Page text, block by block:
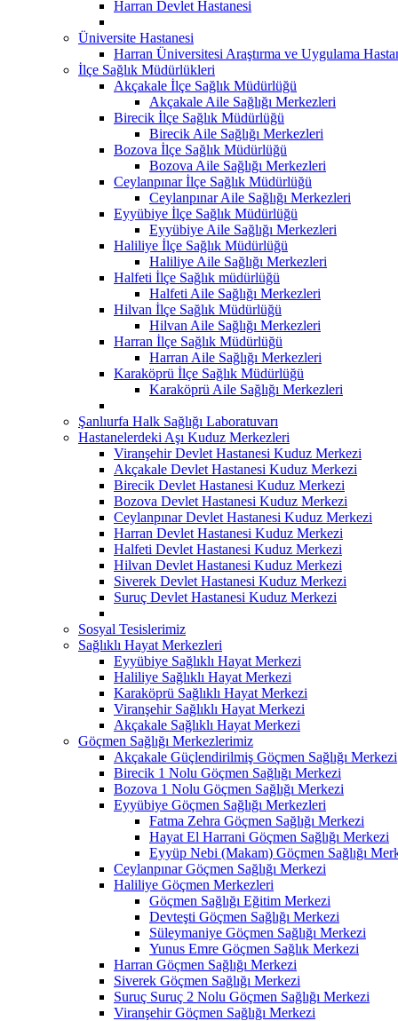
Harran Devlet Hastanesi
Üniversite Hastanesi
Harran Üniversitesi Araştırma ve Uygulama
İlçe Sağlık Müdürlükleri
Akçakale İlçe Sağlık Müdürlüğü
Akçakale Aile Sağlığı Merkezleri
Birecik İlçe Sağlık Müdürlüğü
Birecik Aile Sağlığı Merkezleri
Bozova İlçe Sağlık Müdürlüğü
Bozova Aile Sağlığı Merkezleri
Ceylanpınar İlçe Sağlık Müdürlüğü
Ceylanpınar Aile Sağlığı Merkezleri
Eyyübiye İlçe Sağlık Müdürlüğü
Eyyübiye Aile Sağlığı Merkezleri
Haliliye İlçe Sağlık Müdürlüğü
Haliliye Aile Sağlığı Merkezleri
Halfeti İlçe Sağlık müdürlüğü
Halfeti Aile Sağlığı Merkezleri
Hilvan İlçe Sağlık Müdürlüğü
Hilvan Aile Sağlığı Merkezleri
Harran İlçe Sağlık Müdürlüğü
Harran Aile Sağlığı Merkezleri
Karaköprü İlçe Sağlık Müdürlüğü
Karaköprü Aile Sağlığı Merkezleri
Şanlıurfa Halk Sağlığı Laboratuvarı
Hastanelerdeki Aşı Kuduz Merkezleri
Viranşehir Devlet Hastanesi Kuduz Merkezi
Akçakale Devlet Hastanesi Kuduz Merkezi
Birecik Devlet Hastanesi Kuduz Merkezi
Bozova Devlet Hastanesi Kuduz Merkezi
Ceylanpınar Devlet Hastanesi Kuduz Merkezi
Harran Devlet Hastanesi Kuduz Merkezi
Halfeti Devlet Hastanesi Kuduz Merkezi
Hilvan Devlet Hastanesi Kuduz Merkezi
Siverek Devlet Hastanesi Kuduz Merkezi
Suruç Devlet Hastanesi Kuduz Merkezi
Sosyal Tesislerimiz
Sağlıklı Hayat Merkezleri
Eyyübiye Sağlıklı Hayat Merkezi
Haliliye Sağlıklı Hayat Merkezi
Karaköprü Sağlıklı Hayat Merkezi
Viranşehir Sağlıklı Hayat Merkezi
Akçakale Sağlıklı Hayat Merkezi
Göçmen Sağlığı Merkezlerimiz
Akçakale Güçlendirilmiş Göçmen Sağlığı Merkezi
Birecik 1 Nolu Göçmen Sağlığı Merkezi
Bozova 1 Nolu Göçmen Sağlığı Merkezi
Eyyübiye Göçmen Sağlığı Merkezleri
Fatma Zehra Göçmen Sağlığı Merkezi
Hayat El Harrani Göçmen Sağlığı Merkezi
Eyyüp Nebi (Makam) Göçmen Sağlığı
Ceylanpınar Göçmen Sağlığı Merkezi
Haliliye Göçmen Merkezleri
Göçmen Sağlığı Eğitim Merkezi
Devteşti Göçmen Sağlığı Merkezi
Süleymaniye Göçmen Sağlığı Merkezi
Yunus Emre Göçmen Sağlık Merkezi
Harran Göçmen Sağlığı Merkezi
Siverek Göçmen Sağlığı Merkezi
Suruç Suruç 2 Nolu Göçmen Sağlığı Merkezi
Viranşehir Göçmen Sağlığı Merkezi